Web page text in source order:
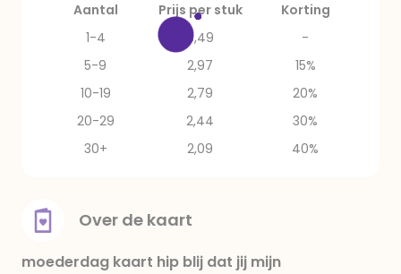
Aantal Prijs per stuk
Korting
1-4
3,49
-
5-9
2,97
15%
10-19
2,79
20%
20-29
2,44
30%
30+
2,09 40%
Over de kaart
moederdag kaart hip blij dat jij mijn